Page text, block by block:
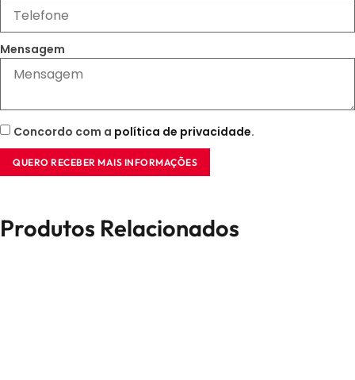
Mensagem
Concordo com a política de privacidade.
QUERO RECEBER MAIS INFORMAÇÕES
Produtos Relacionados